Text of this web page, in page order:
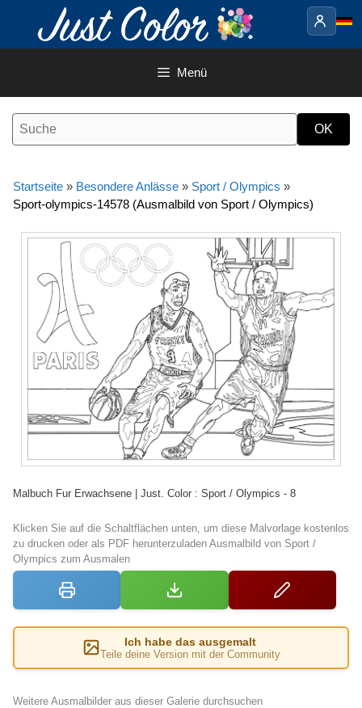
Inhalt
Menü
Startseite » Besondere Anlässe » Sport / Olympics »
Sport-olympics-14578 (Ausmalbild von Sport / Olympics)
Malbuch Fur Erwachsene | Just. Color : Sport / Olympics - 8
Klicken Sie auf die Schaltflächen unten, um diese Malvorlage kostenlos
zu drucken oder als PDF herunterzuladen Ausmalbild von Sport /
Olympics zum Ausmalen
Ich habe das ausgemalt
Teile deine Version mit der Community
Weitere Ausmalbilder aus dieser Galerie durchsuchen